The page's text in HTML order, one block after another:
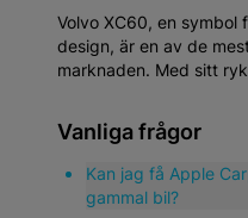
Volvo XC60, en symbol
design, är en av de
marknaden. Med sitt
hållbarhet har XC60
och enskilda förare
en Volvo XC60 är det
prestanda och
kvalitativa reservdelar.
Vanliga frågor
Kan jag få Apple
gammal bil?